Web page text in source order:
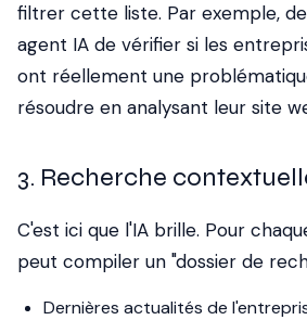
filtrer cette liste. Par exemple,
agent IA de vérifier si les
ont réellement une
résoudre en analysant leur site
3. Recherche
C'est ici que l'IA brille. Pour
peut compiler un "dossier de
Dernières actualités de